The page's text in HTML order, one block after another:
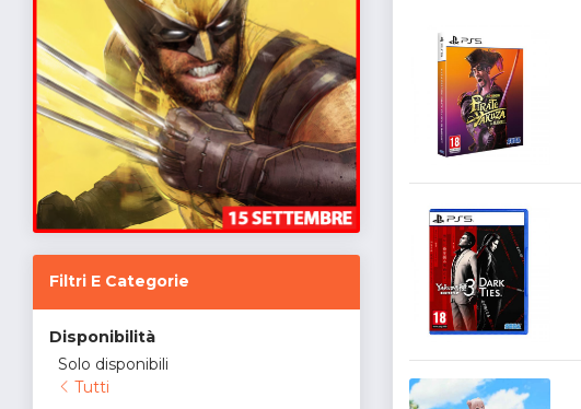
Filtri E Categorie
Disponibilità
Solo disponibili
Tutti